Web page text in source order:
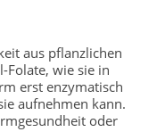
aus pflanzlichen
Folate, wie sie in
erst enzymatisch
aufnehmen kann.
oder